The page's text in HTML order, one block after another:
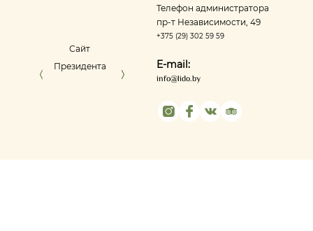
Сайт
Президента
Президента
Республики
Телефон администратора
пр‑т Независимости, 49
+375 (29) 302 59 59
E-mail:
info@lido.by